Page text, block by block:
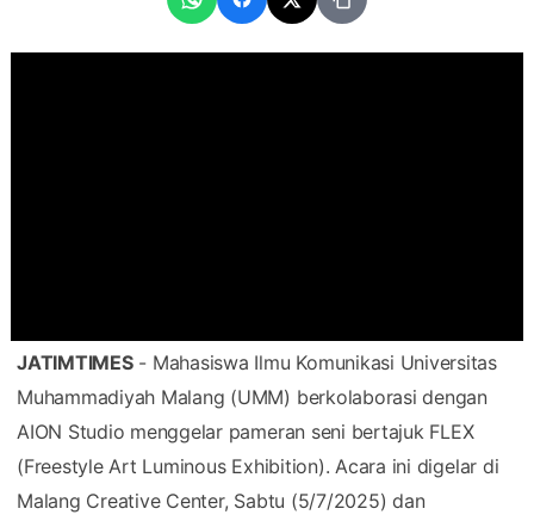
JATIMTIMES- Mahasiswa Ilmu Komunikasi Universitas
Muhammadiyah Malang (UMM) berkolaborasi dengan
AION Studio menggelar pameran seni bertajuk FLEX
(Freestyle Art Luminous Exhibition). Acara ini digelar di
Malang Creative Center, Sabtu (5/7/2025) dan